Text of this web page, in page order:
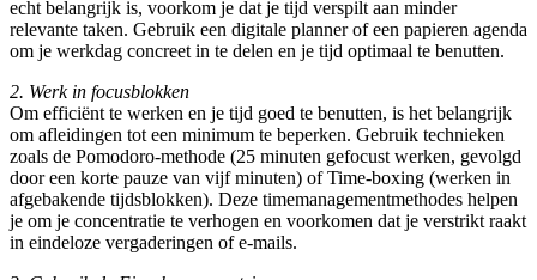
echt belangrijk is, voorkom je dat je tijd verspilt aan minder
relevante taken. Gebruik een digitale planner of een papieren agenda
om je werkdag concreet in te delen en je tijd optimaal te benutten.
2. Werk in focusblokken
Om efficiënt te werken en je tijd goed te benutten, is het belangrijk
om afleidingen tot een minimum te beperken. Gebruik technieken
zoals de Pomodoro-methode (25 minuten gefocust werken, gevolgd
door een korte pauze van vijf minuten) of Time-boxing (werken in
afgebakende tijdsblokken). Deze timemanagementmethodes helpen
je om je concentratie te verhogen en voorkomen dat je verstrikt raakt
in eindeloze vergaderingen of e-mails.